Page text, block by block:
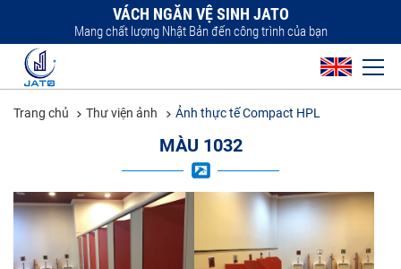
VÁCH NGĂN VỆ SINH JATO
Mang chất lượng Nhật Bản đến công trình của bạn
Trang chủ Thư viện ảnh Ảnh thực tế Compact HPL
MÀU 1032